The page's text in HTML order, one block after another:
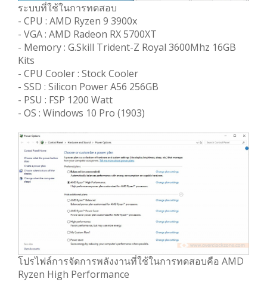
ระบบที่ใช้ในการทดสอบ
- CPU : AMD Ryzen 9 3900x
- VGA : AMD Radeon RX 5700XT
- Memory : G.Skill Trident-Z Royal 3600Mhz 16GB
Kits
- CPU Cooler : Stock Cooler
- SSD : Silicon Power A56 256GB
- PSU : FSP 1200 Watt
- OS : Windows 10 Pro (1903)
โปรไฟล์การจัดการพลังงานที่ใช้ในการทดสอบคือ AMD
Ryzen High Performance